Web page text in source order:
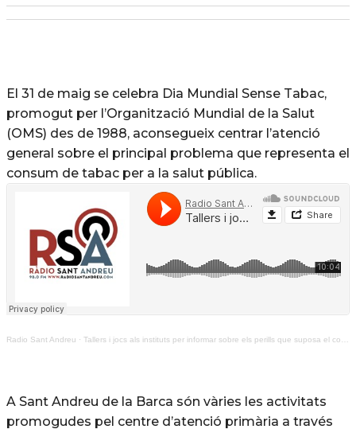
El 31 de maig se celebra Dia Mundial Sense Tabac,
promogut per l’Organització Mundial de la Salut
(OMS) des de 1988, aconsegueix centrar l’atenció
general sobre el principal problema que representa el
consum de tabac per a la salut pública.
Radio Sant Andreu · Tallers i jocs als instituts per informar sobre els perills que suposa el consum de tabac
A Sant Andreu de la Barca són vàries les activitats
promogudes pel centre d’atenció primària a través